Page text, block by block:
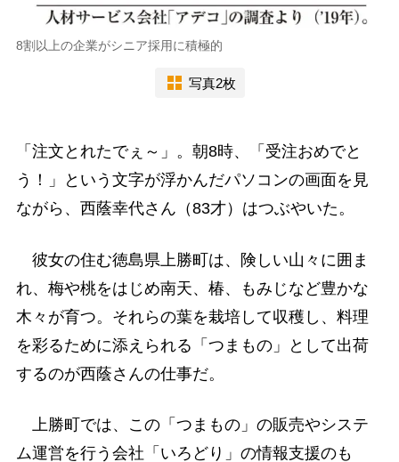
8割以上の企業がシニア採用に積極的
写真2枚
「注文とれたでぇ～」。朝8時、「受注おめでと
う！」という文字が浮かんだパソコンの画面を見
ながら、西蔭幸代さん（83才）はつぶやいた。
彼女の住む徳島県上勝町は、険しい山々に囲ま
れ、梅や桃をはじめ南天、椿、もみじなど豊かな
木々が育つ。それらの葉を栽培して収穫し、料理
を彩るために添えられる「つまもの」として出荷
するのが西蔭さんの仕事だ。
上勝町では、この「つまもの」の販売やシステ
ム運営を行う会社「いろどり」の情報支援のも